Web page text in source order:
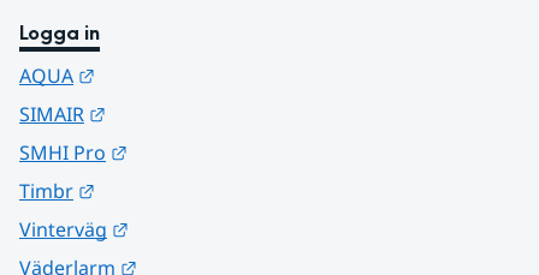
Logga in
AQUA
SIMAIR
SMHI Pro
Timbr
Vinterväg
Väderlarm